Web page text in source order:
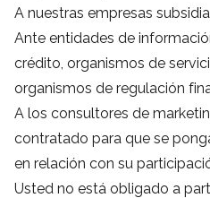
A nuestras empresas
Ante entidades de
crédito, organismos de
organismos de regulación
A los consultores de
contratado para que se
en relación con su
Usted no está obligado a